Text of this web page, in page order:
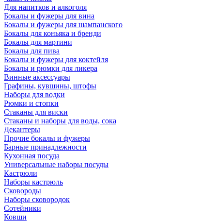
Для напитков и алкоголя
Бокалы и фужеры для вина
Бокалы и фужеры для шампанского
Бокалы для коньяка и бренди
Бокалы для мартини
Бокалы для пива
Бокалы и фужеры для коктейля
Бокалы и рюмки для ликера
Винные аксессуары
Графины, кувшины, штофы
Наборы для водки
Рюмки и стопки
Стаканы для виски
Стаканы и наборы для воды, сока
Декантеры
Прочие бокалы и фужеры
Барные принадлежности
Кухонная посуда
Универсальные наборы посуды
Кастрюли
Наборы кастрюль
Сковороды
Наборы сковородок
Сотейники
Ковши